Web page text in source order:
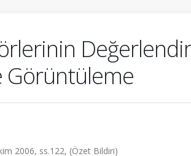
Görüntüleme
2006, ss.122, (Özet Bildiri)